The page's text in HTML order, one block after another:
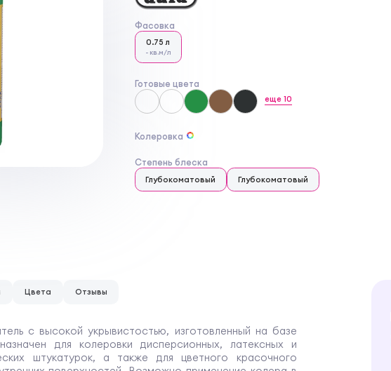
Фасовка
0.75 л
- кв.м/л
Готовые цвета
еще10
Колеровка
Степень блеска
Глубокоматовый Глубокоматовый
Цвета Отзывы
с высокой укрывистостью, изготовленный на базе
для колеровки дисперсионных, латексных и
штукатурок, а также для цветного красочного